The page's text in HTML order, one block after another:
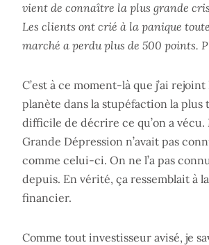
vient de connaître la plus grande
Les clients ont crié à la panique
marché a perdu plus de 500 points.
C’est à ce moment-là que j’ai
planète dans la stupéfaction la plus
difficile de décrire ce qu’on a vécu.
Grande Dépression n’avait pas
comme celui-ci. On ne l’a pas
depuis. En vérité, ça ressemblait à
financier.
Comme tout investisseur avisé, je